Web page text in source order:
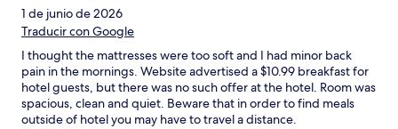
1 de junio de 2026
Traducir con Google
I thought the mattresses were too soft and I had minor back
pain in the mornings. Website advertised a $10.99 breakfast for
hotel guests, but there was no such offer at the hotel. Room was
spacious, clean and quiet. Beware that in order to find meals
outside of hotel you may have to travel a distance.